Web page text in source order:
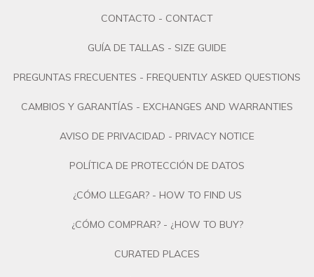
CONTACTO - CONTACT
GUÍA DE TALLAS - SIZE GUIDE
PREGUNTAS FRECUENTES - FREQUENTLY ASKED QUESTIONS
CAMBIOS Y GARANTÍAS - EXCHANGES AND WARRANTIES
AVISO DE PRIVACIDAD - PRIVACY NOTICE
POLÍTICA DE PROTECCIÓN DE DATOS
¿CÓMO LLEGAR? - HOW TO FIND US
¿CÓMO COMPRAR? - ¿HOW TO BUY?
CURATED PLACES